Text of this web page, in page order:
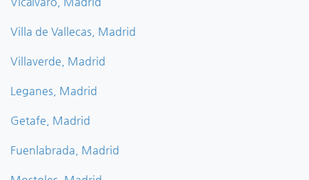
Villa de Vallecas, Madrid
Villaverde, Madrid
Leganes, Madrid
Getafe, Madrid
Fuenlabrada, Madrid